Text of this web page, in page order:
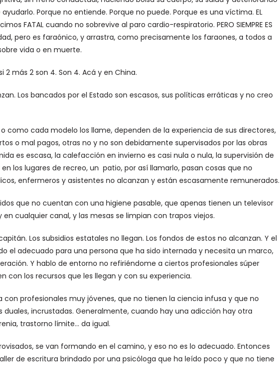
Porque no entiende. Porque no puede. Porque es una víctima. EL
FATAL cuando no sobrevive al paro cardio-respiratorio. PERO SIEMPRE ES
pero es faraónico, y arrastra, como precisamente los faraones, a todos a
vida o en muerte.
2 más 2 son 4. Son 4. Acá y en China.
Los bancados por el Estado son escasos, sus políticas erráticas y no creo
como cada modelo los llame, dependen de la experiencia de sus directores,
o mal pagos, otras no y no son debidamente supervisados por las obras
es escasa, la calefacción en invierno es casi nula o nula, la supervisión de
los lugares de recreo, un patio, por así llamarlo, pasan cosas que no
enfermeros y asistentes no alcanzan y están escasamente remunerados.
que no cuentan con una higiene pasable, que apenas tienen un televisor
cualquier canal, y las mesas se limpian con trapos viejos.
Los subsidios estatales no llegan. Los fondos de estos no alcanzan. Y el
el adecuado para una persona que ha sido internada y necesita un marco,
Y hablo de entorno no refiriéndome a ciertos profesionales súper
con los recursos que les llegan y con su experiencia.
profesionales muy jóvenes, que no tienen la ciencia infusa y que no
incrustadas. Generalmente, cuando hay una adicción hay otra
trastorno límite… da igual.
se van formando en el camino, y eso no es lo adecuado. Entonces
de escritura brindado por una psicóloga que ha leído poco y que no tiene